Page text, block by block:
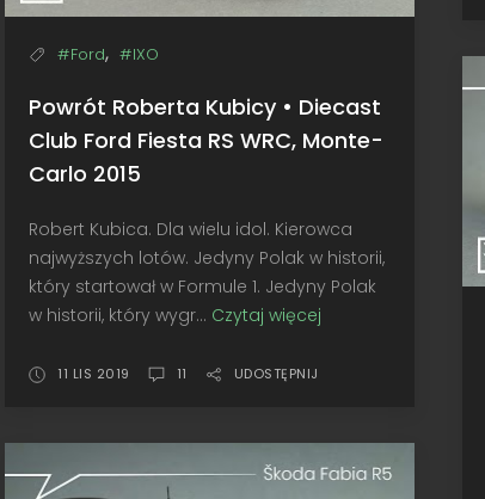
#Ford, #IXO
Powrót Roberta Kubicy • Diecast
Club Ford Fiesta RS WRC, Monte-
Carlo 2015
Robert Kubica. Dla wielu idol. Kierowca
najwyższych lotów. Jedyny Polak w historii,
który startował w Formule 1. Jedyny Polak
w historii, który wygr... Czytaj więcej
Ford
11 LIS 2019 11 UDOSTĘPNIJ